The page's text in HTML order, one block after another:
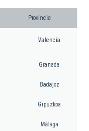
Provincia
Valencia
Granada
Badajoz
Gipuzkoa
Málaga